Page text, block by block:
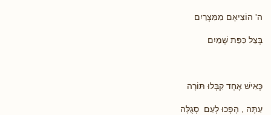
ה' הוֹצִיאָם מִמִּצְרַיִם
בְּצֵל כִּפַּת שָׁמַיִם
כְּאִישׁ אֶחָד קִבְּלוּ תּוֹרָה
עַתָּה , הָפְכוּ לְעַם סְגֻלָּה